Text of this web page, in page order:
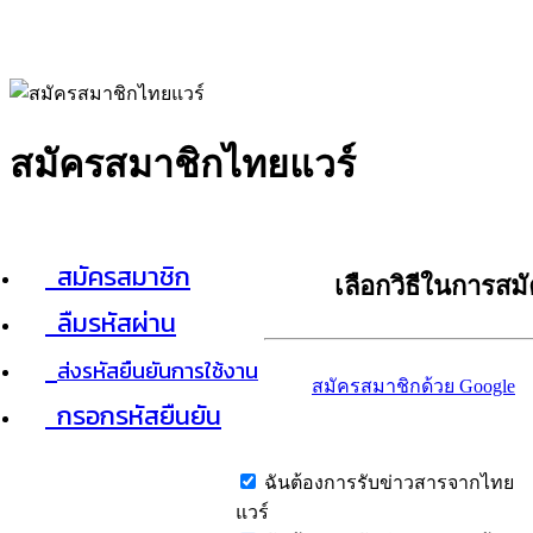
สมัครสมาชิกไทยแวร์
สมัครสมาชิก
ลืมรหัสผ่าน
ส่งรหัสยืนยันการใช้งาน
กรอกรหัสยืนยัน
เลือกวิธีในการส
สมัครสมาชิกด้วย Google
ฉันต้องการรับข่าวสารจากไทย
แวร์